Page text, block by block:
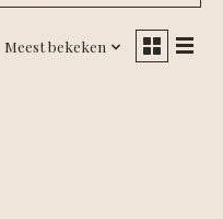
Meest bekeken